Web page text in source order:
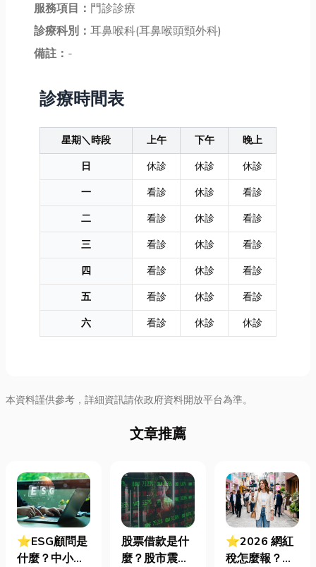
服務項目： 門診診療
診療科別： 耳鼻喉科(耳鼻喉頭頸外科)
備註： -
診療時間表
星期＼時段 上午 下午
晚上
日
休診 休診
休診
一
看診 休診
看診
二
看診 休診
看診
三
看診 休診
看診
四
看診 休診
看診
五
看診 休診
看診
六
看診 休診 休診
本資料謹供參考，詳細資訊請依政府資料開放平台為準。
文章推薦
⭐ESG顧問是
什麼？中小企
股票借款是什
麼？股市震盪|
⭐2026 網紅
稅怎麼報？一